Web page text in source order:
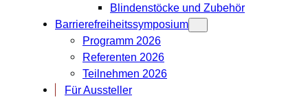
Blindenstöcke und Zubehör
Barrierefreiheitssymposium
Programm 2026
Referenten 2026
Teilnehmen 2026
Für Aussteller